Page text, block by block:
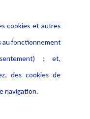
cookies et autres
au fonctionnement
; et,
des cookies de
navigation.